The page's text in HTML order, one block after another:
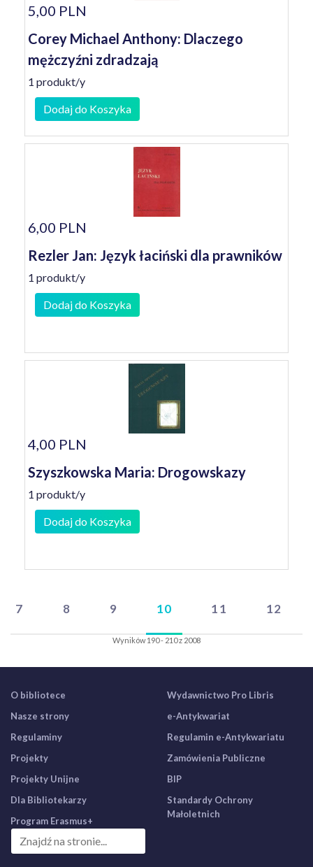
5,00 PLN
Corey Michael Anthony: Dlaczego
mężczyźni zdradzają
1 produkt/y
Dodaj do Koszyka
6,00 PLN
Rezler Jan: Język łaciński dla prawników
1 produkt/y
Dodaj do Koszyka
4,00 PLN
Szyszkowska Maria: Drogowskazy
1 produkt/y
Dodaj do Koszyka
7 8 9 10 11 12
Wyników 190 - 210 z 2008
O bibliotece
Nasze strony
Regulaminy
Projekty
Projekty Unijne
Dla Bibliotekarzy
Program Erasmus+
Wydawnictwo Pro Libris
e-Antykwariat
Regulamin e-Antykwariatu
Zamówienia Publiczne
BIP
Standardy Ochrony
Małoletnich